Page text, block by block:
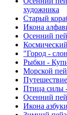
художника
Старый
Икона
Осенний
"Город -
Рыбки -
Морской
Птица силы
Осенний
Икона